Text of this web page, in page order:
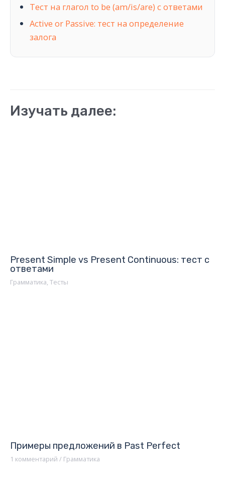
Тест на глагол to be (am/is/are) с ответами
Active or Passive: тест на определение
залога
Изучать далее:
Present Simple vs Present Continuous: тест с
ответами
Грамматика, Тесты
Примеры предложений в Past Perfect
1 комментарий / Грамматика